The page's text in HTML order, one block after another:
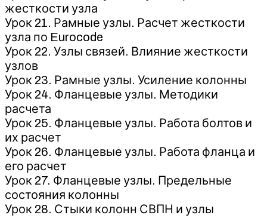
жесткости узла
Урок 21. Рамные узлы. Расчет жесткости
узла по Eurocode
Урок 22. Узлы связей. Влияние жесткости
узлов
Урок 23. Рамные узлы. Усиление колонны
Урок 24. Фланцевые узлы. Методики
расчета
Урок 25. Фланцевые узлы. Работа болтов и
их расчет
Урок 26. Фланцевые узлы. Работа фланца и
его расчет
Урок 27. Фланцевые узлы. Предельные
состояния колонны
Урок 28. Стыки колонн СВПН и узлы